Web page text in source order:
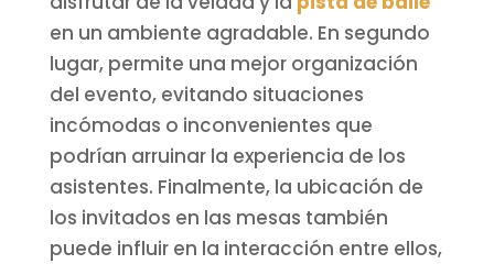
en un ambiente agradable. En segundo
lugar, permite una mejor organización
del evento, evitando situaciones
incómodas o inconvenientes que
podrían arruinar la experiencia de los
asistentes. Finalmente, la ubicación de
los invitados en las mesas también
puede influir en la interacción entre ellos,